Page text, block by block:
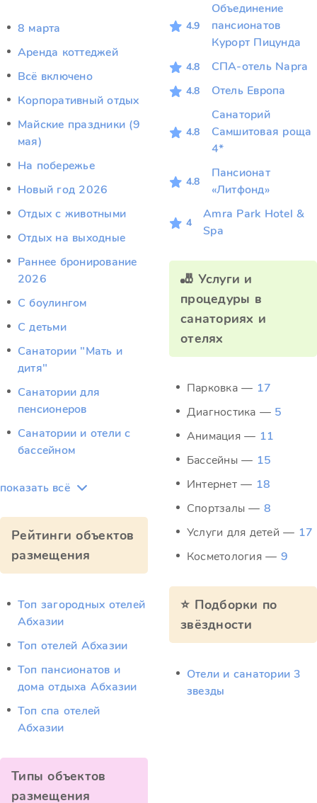
8 марта
Аренда коттеджей
Всё включено
Корпоративный отдых
Майские праздники (9
мая)
На побережье
Новый год 2026
Отдых c животными
Отдых на выходные
Раннее бронирование
2026
С боулингом
С детьми
Санатории "Мать и
дитя"
Санатории для
пенсионеров
Санатории и отели с
бассейном
показать всё
Рейтинги объектов
размещения
Топ загородных отелей
Абхазии
Топ отелей Абхазии
Топ пансионатов и
дома отдыха Абхазии
Топ спа отелей
Абхазии
Типы объектов
размещения
4.9
Объединение
пансионатов
Курорт Пицунда
4.8 СПА-отель Napra
4.8 Отель Европа
4.8
Санаторий
Самшитовая роща
4*
4.8
Пансионат
«Литфонд»
4
Amra Park Hotel &
Spa
🎳 Услуги и
процедуры в
санаториях и
отелях
Парковка — 17
Диагностика — 5
Анимация — 11
Бассейны — 15
Интернет — 18
Спортзалы — 8
Услуги для детей — 17
Косметология — 9
⭐ Подборки по
звёздности
Отели и санатории 3
звезды